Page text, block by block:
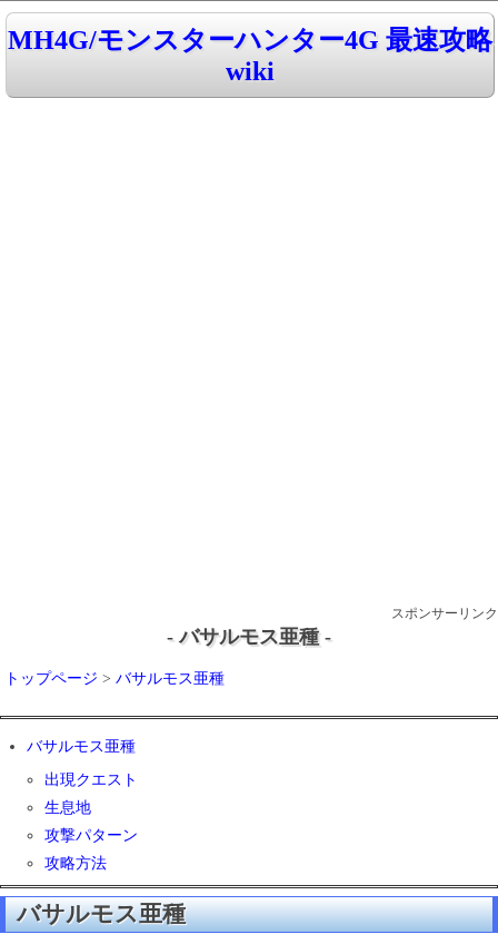
MH4G/モンスターハンター4G 最速攻略
wiki
スポンサーリンク
- バサルモス亜種 -
トップページ > バサルモス亜種
バサルモス亜種
出現クエスト
生息地
攻撃パターン
攻略方法
バサルモス亜種